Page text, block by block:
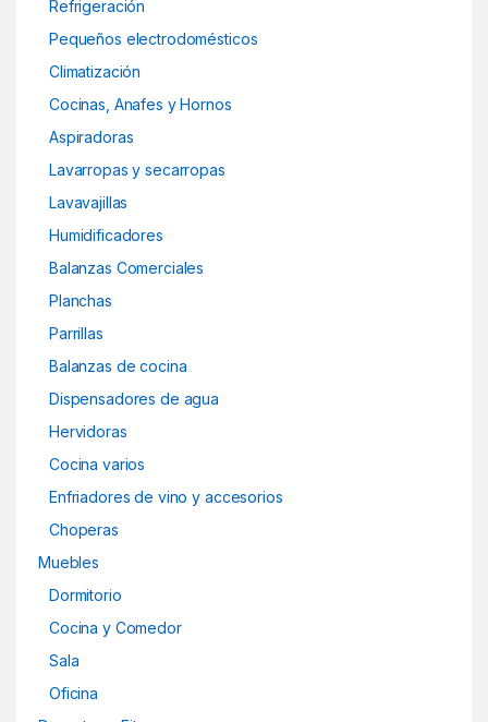
Refrigeración
Pequeños electrodomésticos
Climatización
Cocinas, Anafes y Hornos
Aspiradoras
Lavarropas y secarropas
Lavavajillas
Humidificadores
Balanzas Comerciales
Planchas
Parrillas
Balanzas de cocina
Dispensadores de agua
Hervidoras
Cocina varios
Enfriadores de vino y accesorios
Choperas
Muebles
Dormitorio
Cocina y Comedor
Sala
Oficina